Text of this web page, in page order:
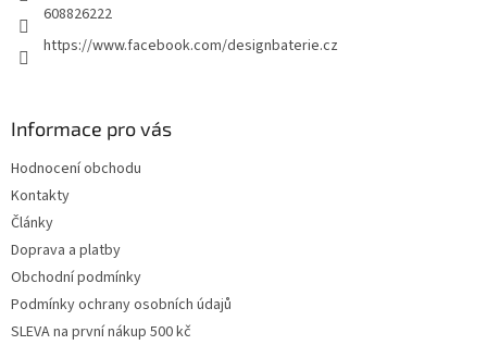
608826222
https://www.facebook.com/designbaterie.cz
Informace pro vás
Hodnocení obchodu
Kontakty
Články
Doprava a platby
Obchodní podmínky
Podmínky ochrany osobních údajů
SLEVA na první nákup 500 kč